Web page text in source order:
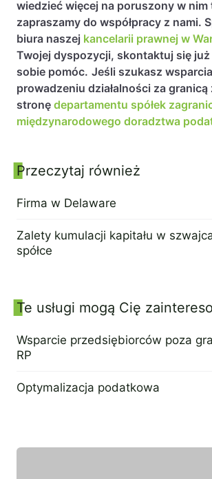
wiedzieć więcej na poruszony w nim
zapraszamy do współpracy z nami.
biura naszej kancelarii prawnej w
Twojej dyspozycji, skontaktuj się już
sobie pomóc. Jeśli szukasz
prowadzeniu działalności za
stronę departamentu spółek
międzynarodowego doradztwa
Panel boczny
Przeczytaj również
Firma w Delaware
Zalety kumulacji kapitału w
spółce
Te usługi mogą Cię
Wsparcie przedsiębiorców poza
RP
Optymalizacja podatkowa